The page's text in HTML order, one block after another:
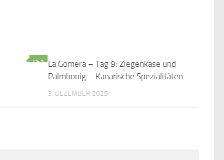
3
La Gomera – Tag 9: Ziegenkäse und
Palmhonig – Kanarische Spezialitäten
3. DEZEMBER 2025